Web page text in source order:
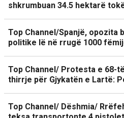
shkrumbuan 34.5 hektarë
Top Channel/Spanjë, opozita
politike lë në rrugë 1000
Top Channel/ Protesta e 68-
thirrje për Gjykatën e Lartë:
Top Channel/ Dëshmia/